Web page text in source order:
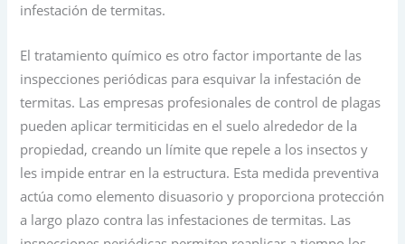
infestación de termitas.
El tratamiento químico es otro factor importante de las
inspecciones periódicas para esquivar la infestación de
termitas. Las empresas profesionales de control de plagas
pueden aplicar termiticidas en el suelo alrededor de la
propiedad, creando un límite que repele a los insectos y
les impide entrar en la estructura. Esta medida preventiva
actúa como elemento disuasorio y proporciona protección
a largo plazo contra las infestaciones de termitas. Las